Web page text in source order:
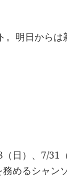
明日から
日）、7/31
めるシャン